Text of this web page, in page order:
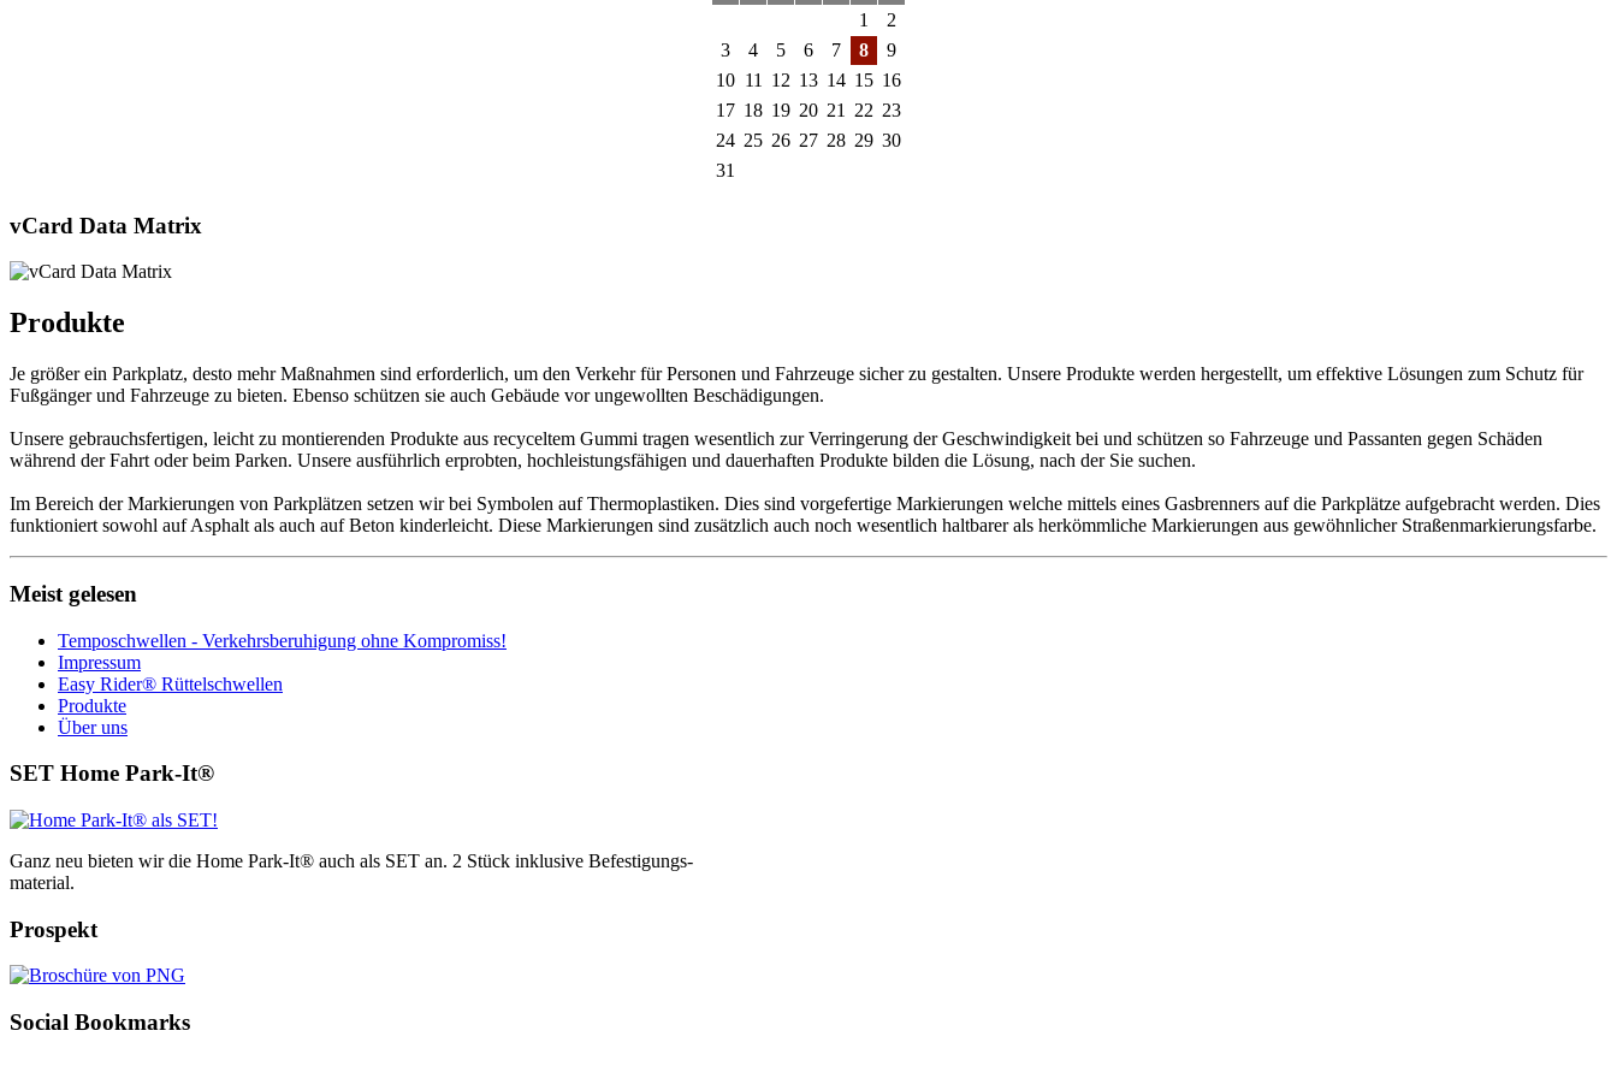
1
2
3
4 5 6 7 8
9
10 11 12 13 14 15 16
17 18 19 20 21 22 23
24 25 26 27 28 29 30
31
vCard Data Matrix
Produkte
Je größer ein Parkplatz, desto mehr Maßnahmen sind erforderlich, um den Verkehr für Personen und Fahrzeuge sicher zu gestalten. Unsere Produkte werden hergestellt, um effektive Lösungen zum Schutz für
Fußgänger und Fahrzeuge zu bieten. Ebenso schützen sie auch Gebäude vor ungewollten Beschädigungen.
Unsere gebrauchsfertigen, leicht zu montierenden Produkte aus recyceltem Gummi tragen wesentlich zur Verringerung der Geschwindigkeit bei und schützen so Fahrzeuge und Passanten gegen Schäden
während der Fahrt oder beim Parken. Unsere ausführlich erprobten, hochleistungsfähigen und dauerhaften Produkte bilden die Lösung, nach der Sie suchen.
Im Bereich der Markierungen von Parkplätzen setzen wir bei Symbolen auf Thermoplastiken. Dies sind vorgefertige Markierungen welche mittels eines Gasbrenners auf die Parkplätze aufgebracht werden. Dies
funktioniert sowohl auf Asphalt als auch auf Beton kinderleicht. Diese Markierungen sind zusätzlich auch noch wesentlich haltbarer als herkömmliche Markierungen aus gewöhnlicher Straßenmarkierungsfarbe.
Meist gelesen
Temposchwellen - Verkehrsberuhigung ohne Kompromiss!
Impressum
Easy Rider® Rüttelschwellen
Produkte
Über uns
SET Home Park-It®
Ganz neu bieten wir die Home Park-It® auch als SET an. 2 Stück inklusive Befestigungs-
material.
Prospekt
Social Bookmarks